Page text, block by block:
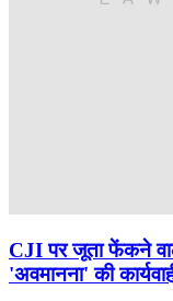
CJI पर जूता फेंकने
'अवमानना' की